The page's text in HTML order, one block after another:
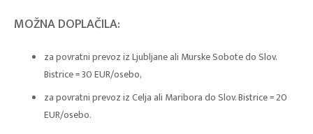
MOŽNA DOPLAČILA:
za povratni prevoz iz Ljubljane ali Murske Sobote do Slov.
Bistrice = 30 EUR/osebo,
za povratni prevoz iz Celja ali Maribora do Slov. Bistrice = 20
EUR/osebo.